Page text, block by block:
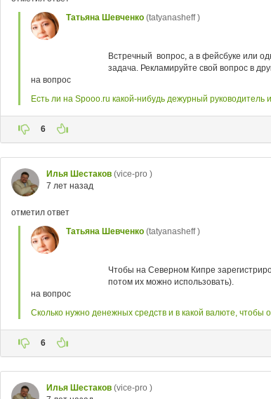
Татьяна Шевченко (tatyanasheff )
Встречный вопрос, а в фейсбуке или
задача. Рекламируйте свой вопрос в
на вопрос
Есть ли на Spooo.ru какой-нибудь дежурный
6
Илья Шестаков (vice-pro )
7 лет назад
отметил ответ
Татьяна Шевченко (tatyanasheff )
Чтобы на Северном Кипре
потом их можно использовать).
на вопрос
Сколько нужно денежных средств и в какой валюте, чтобы
6
Илья Шестаков (vice-pro )